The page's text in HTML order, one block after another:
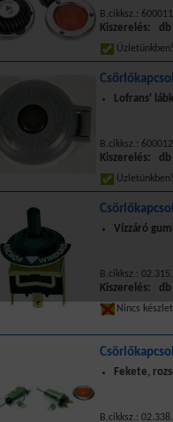
B.cikksz.:
Kiszerelés: db
Lofrans'
B.cikksz.:
Kiszerelés: db
Vízzáró
B.cikksz.:
Kiszerelés: db
Nincs
Fekete,
B.cikksz.: